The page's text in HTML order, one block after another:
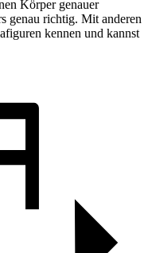
Körper genauer
genau richtig. Mit anderen
kennen und kannst